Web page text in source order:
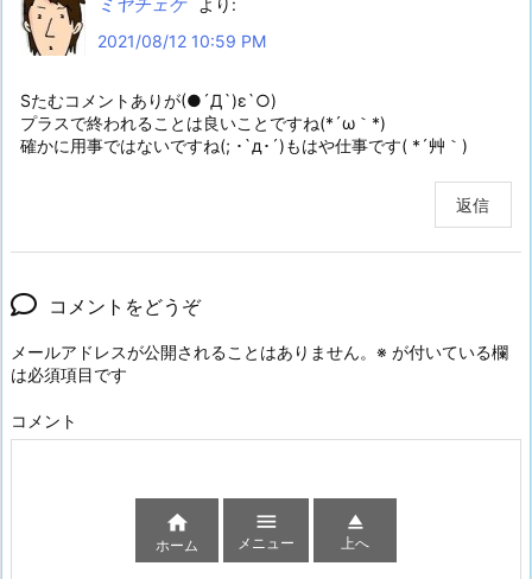
ミヤチェケ
より:
2021/08/12 10:59 PM
Sたむコメントありが(●´Д`)ε`○)
プラスで終われることは良いことですね(*´ω｀*)
確かに用事ではないですね(; ･`д･´)もはや仕事です( *´艸｀)
返信
コメントをどうぞ
メールアドレスが公開されることはありません。 ※ が付いている欄
は必須項目です
コメント

ホーム

メニュー

上へ